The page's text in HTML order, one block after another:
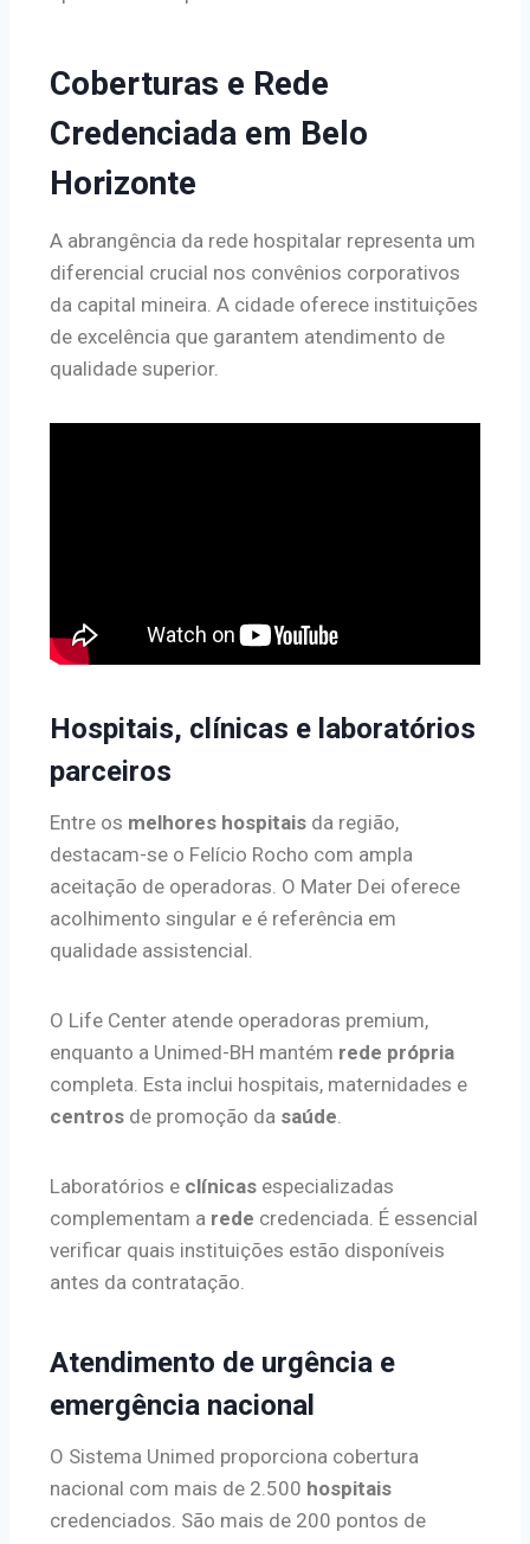
Coberturas e Rede
Credenciada em Belo
Horizonte
A abrangência da rede hospitalar representa um
diferencial crucial nos convênios corporativos
da capital mineira. A cidade oferece instituições
de excelência que garantem atendimento de
qualidade superior.
Hospitais, clínicas e laboratórios
parceiros
Entre os melhores hospitais da região,
destacam-se o Felício Rocho com ampla
aceitação de operadoras. O Mater Dei oferece
acolhimento singular e é referência em
qualidade assistencial.
O Life Center atende operadoras premium,
enquanto a Unimed-BH mantém rede própria
completa. Esta inclui hospitais, maternidades e
centros de promoção da saúde.
Laboratórios e clínicas especializadas
complementam a rede credenciada. É essencial
verificar quais instituições estão disponíveis
antes da contratação.
Atendimento de urgência e
emergência nacional
O Sistema Unimed proporciona cobertura
nacional com mais de 2.500 hospitais
credenciados. São mais de 200 pontos de